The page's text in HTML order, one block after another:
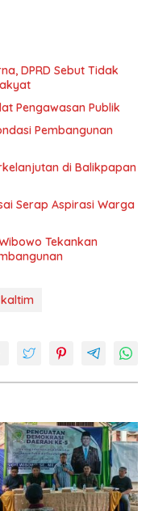
DPRD Sebut Tidak
Pengawasan Publik
Pembangunan
di Balikpapan
Serap Aspirasi Warga
Tekankan